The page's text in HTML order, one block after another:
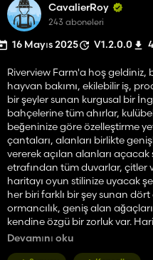
CavalierRoy
243 aboneleri
16 Mayıs 2025 V1.2.0.0
Riverview Farm'a hoş geldiniz,
hayvan bakımı, ekilebilir iş,
bir şeyler sunan kurgusal bir
bahçelerine tüm ahırlar,
beğeninize göre özelleştirme
çantaları, alanları birlikte
vererek açılan alanları açacak
etrafından tüm duvarlar, çitler
haritayı oyun stilinize uyacak
her biri farklı bir şey sunan
ormancılık, geniş alan
kendine özgü bir zorluk var.
Devamını oku